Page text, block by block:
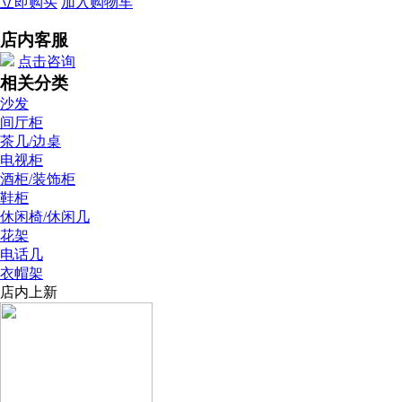
店内客服
点击咨询
相关分类
沙发
间厅柜
茶几/边桌
电视柜
酒柜/装饰柜
鞋柜
休闲椅/休闲几
花架
电话几
衣帽架
店内上新